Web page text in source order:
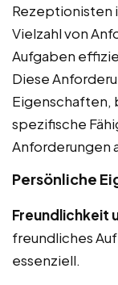
Rezeptionisten
Vielzahl von
Aufgaben
Diese
Eigenschaften,
spezifische
Anforderungen
Persönliche
Freundlichkeit
freundliches
essenziell.